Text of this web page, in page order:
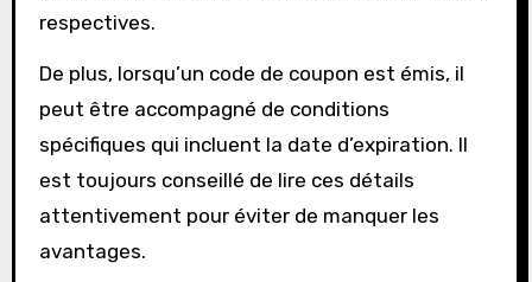
respectives.
De plus, lorsqu’un code de coupon est émis, il
peut être accompagné de conditions
spécifiques qui incluent la date d’expiration. Il
est toujours conseillé de lire ces détails
attentivement pour éviter de manquer les
avantages.